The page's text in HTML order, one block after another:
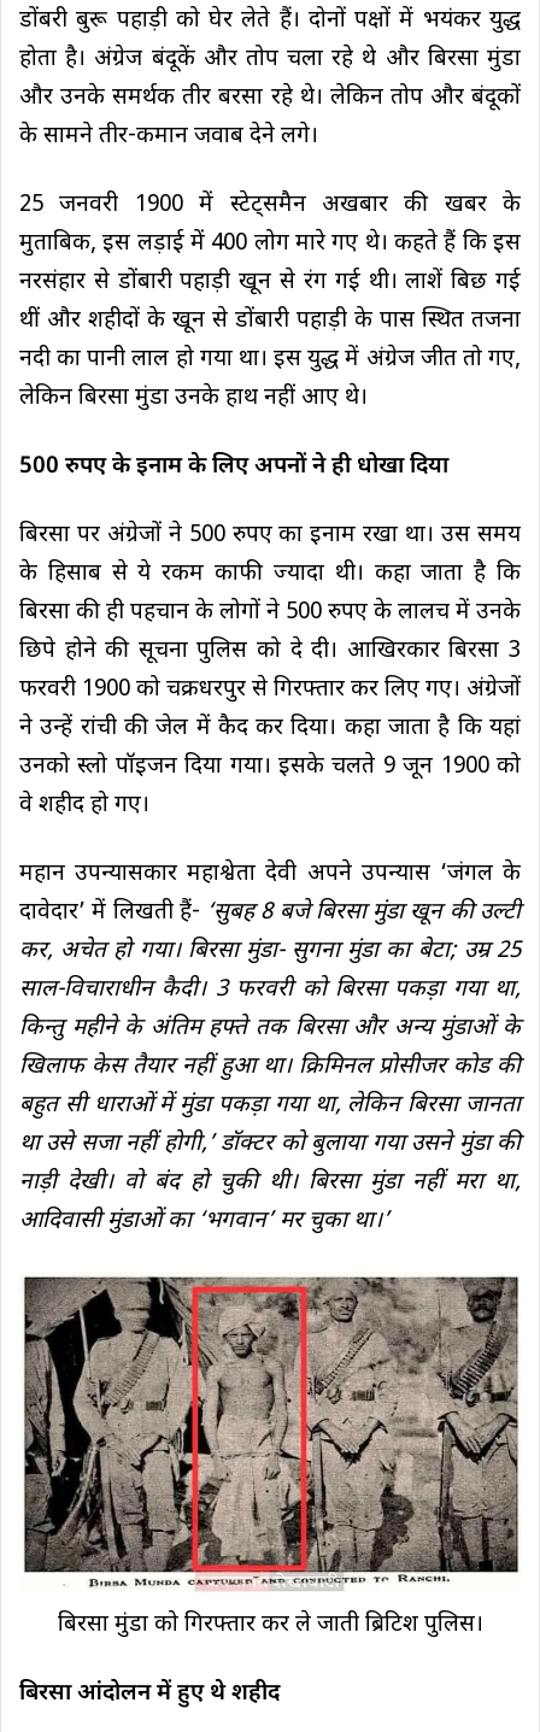
डोंबरी बुरू पहाड़ी को घेर लेते हैं। दोनों पक्षों में भयंकर युद्ध
होता है। अंग्रेज बंदूकें और तोप चला रहे थे और बिरसा मुंडा
और उनके समर्थक तीर बरसा रहे थे। लेकिन तोप और बंदूकों
के सामने तीर-कमान जवाब देने लगे।
25 जनवरी 1900 में स्टेट्समैन अखबार की खबर के
मुताबिक, इस लड़ाई में 400 लोग मारे गए थे। कहते हैं कि इस
नरसंहार से डोंबारी पहाड़ी खून से रंग गई थी। लाशें बिछ गई
थीं और शहीदों के खून से डोंबारी पहाड़ी के पास स्थित तजना
नदी का पानी लाल हो गया था। इस युद्ध में अंग्रेज जीत तो गए,
लेकिन बिरसा मुंडा उनके हाथ नहीं आए थे।
500 रुपए के इनाम के लिए अपनों ने ही धोखा दिया
बिरसा पर अंग्रेजों ने 500 रुपए का इनाम रखा था। उस समय
के हिसाब से ये रकम काफी ज्यादा थी। कहा जाता है कि
बिरसा की ही पहचान के लोगों ने 500 रुपए के लालच में उनके
छिपे होने की सूचना पुलिस को दे दी। आखिरकार बिरसा 3
फरवरी 1900 को चक्रधरपुर से गिरफ्तार कर लिए गए। अंग्रेजों
ने उन्हें रांची की जेल में कैद कर दिया। कहा जाता है कि यहां
उनको स्लो पॉइजन दिया गया। इसके चलते 9 जून 1900 को
वे शहीद हो गए।
महान उपन्यासकार महाश्वेता देवी अपने उपन्यास ‘जंगल के
दावेदार’ में लिखती हैं- ‘सुबह 8 बजे बिरसा मुंडा खून की उल्टी
कर, अचेत हो गया। बिरसा मुंडा- सुगना मुंडा का बेटा; उम्र 25
साल-विचाराधीन कैदी। 3 फरवरी को बिरसा पकड़ा गया था,
किन्तु महीने के अंतिम हफ्ते तक बिरसा और अन्य मुंडाओं के
खिलाफ केस तैयार नहीं हुआ था। क्रिमिनल प्रोसीजर कोड की
बहुत सी धाराओं में मुंडा पकड़ा गया था, लेकिन बिरसा जानता
था उसे सजा नहीं होगी,’ डॉक्टर को बुलाया गया उसने मुंडा की
नाड़ी देखी। वो बंद हो चुकी थी। बिरसा मुंडा नहीं मरा था,
आदिवासी मुंडाओं का ‘भगवान’ मर चुका था।’
बिरसा मुंडा को गिरफ्तार कर ले जाती ब्रिटिश पुलिस।
बिरसा आंदोलन में हुए थे शहीद